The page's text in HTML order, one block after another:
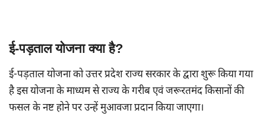
ई-पड़ताल योजना क्या है?
ई-पड़ताल योजना को उत्तर प्रदेश राज्य सरकार के द्वारा शुरू किया गया
है इस योजना के माध्यम से राज्य के गरीब एवं जरूरतमंद किसानों की
फसल के नष्ट होने पर उन्हें मुआवजा प्रदान किया जाएगा।